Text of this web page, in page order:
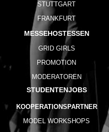
STUTTGART
FRANKFURT
MESSEHOSTESSEN
GRID GIRLS
PROMOTION
MODERATOREN
STUDENTENJOBS
KOOPERATIONSPARTNER
MODEL WORKSHOPS